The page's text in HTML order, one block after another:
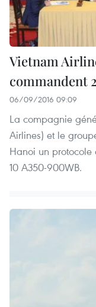
Vietnam
commandent
06/09/2016 09:09
La compagnie
Airlines) et le
Hanoi un protocole
10 A350-900WB.